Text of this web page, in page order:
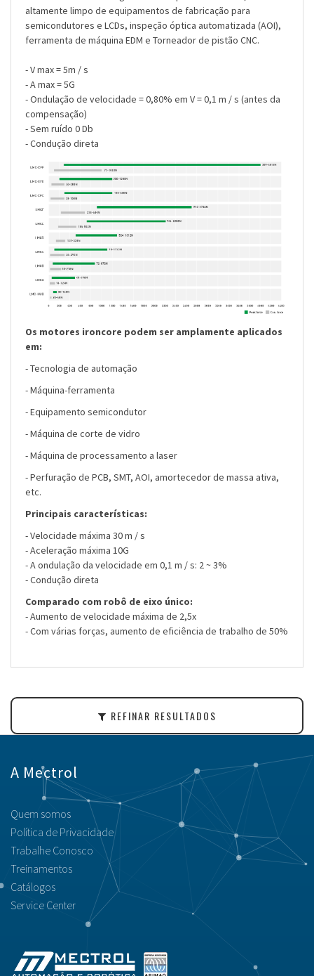
altamente limpo de equipamentos de fabricação para
semicondutores e LCDs, inspeção óptica automatizada (AOI),
ferramenta de máquina EDM e Torneador de pistão CNC.
- V max = 5m / s
- A max = 5G
- Ondulação de velocidade = 0,80% em V = 0,1 m / s (antes da
compensação)
- Sem ruído 0 Db
- Condução direta
Os motores ironcore podem ser amplamente aplicados
em:
- Tecnologia de automação
- Máquina-ferramenta
- Equipamento semicondutor
- Máquina de corte de vidro
- Máquina de processamento a laser
- Perfuração de PCB, SMT, AOI, amortecedor de massa ativa,
etc.
Principais características:
- Velocidade máxima 30 m / s
- Aceleração máxima 10G
- A ondulação da velocidade em 0,1 m / s: 2 ~ 3%
- Condução direta
Comparado com robô de eixo único:
- Aumento de velocidade máxima de 2,5x
- Com várias forças, aumento de eficiência de trabalho de 50%
REFINAR RESULTADOS
A Mectrol
Quem somos
Política de Privacidade
Trabalhe Conosco
Treinamentos
Catálogos
Service Center